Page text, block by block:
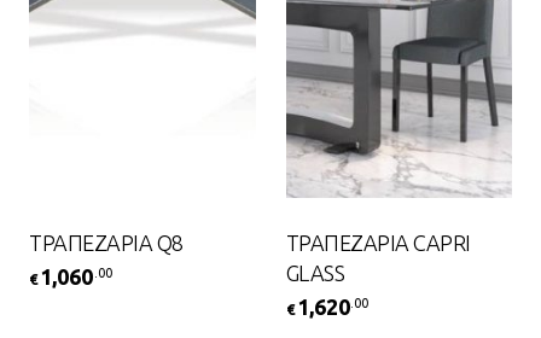
ΤΡΑΠΕΖΑΡΙΑ Q8
€ 1,060 .00
ΤΡΑΠΕΖΑΡΙΑ CAPRI
GLASS
€ 1,620 .00